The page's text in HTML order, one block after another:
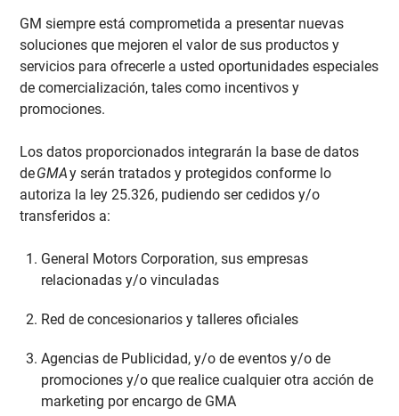
GM siempre está comprometida a presentar nuevas
soluciones que mejoren el valor de sus productos y
servicios para ofrecerle a usted oportunidades especiales
de comercialización, tales como incentivos y
promociones.
Los datos proporcionados integrarán la base de datos
deGMAy serán tratados y protegidos conforme lo
autoriza la ley 25.326, pudiendo ser cedidos y/o
transferidos a:
General Motors Corporation, sus empresas
relacionadas y/o vinculadas
Red de concesionarios y talleres oficiales
Agencias de Publicidad, y/o de eventos y/o de
promociones y/o que realice cualquier otra acción de
marketing por encargo de GMA